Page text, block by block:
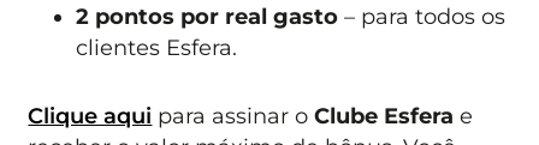
2 pontos por real gasto – para todos os
clientes Esfera.
Clique aqui para assinar oClube Esfera e